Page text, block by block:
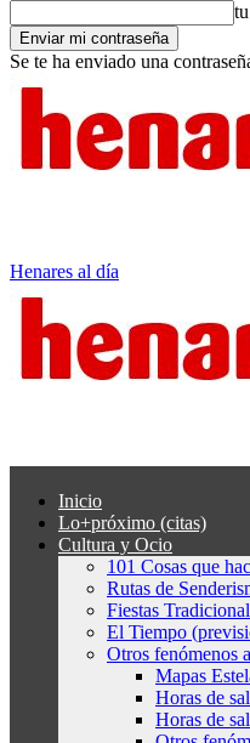
Se te ha enviado una
Henares al día
Inicio
Lo+próximo (citas)
Cultura y Ocio
101 Cosas que
Rutas de
Fiestas
El Tiempo
Otros fenómenos
Mapas
Horas de
Horas de